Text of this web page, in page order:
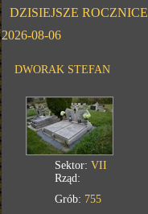
DZISIEJSZE ROCZNICE
2026-08-06
DWORAK STEFAN
Sektor:VII
Rząd:
Grób: 755